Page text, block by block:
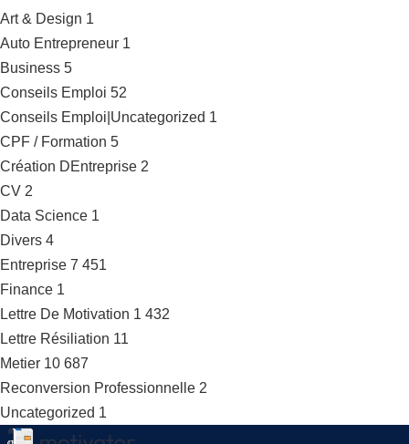
Art & Design 1
Auto Entrepreneur 1
Business 5
Conseils Emploi 52
Conseils Emploi|Uncategorized 1
CPF / Formation 5
Création DEntreprise 2
CV 2
Data Science 1
Divers 4
Entreprise 7 451
Finance 1
Lettre De Motivation 1 432
Lettre Résiliation 11
Metier 10 687
Reconversion Professionnelle 2
Uncategorized 1